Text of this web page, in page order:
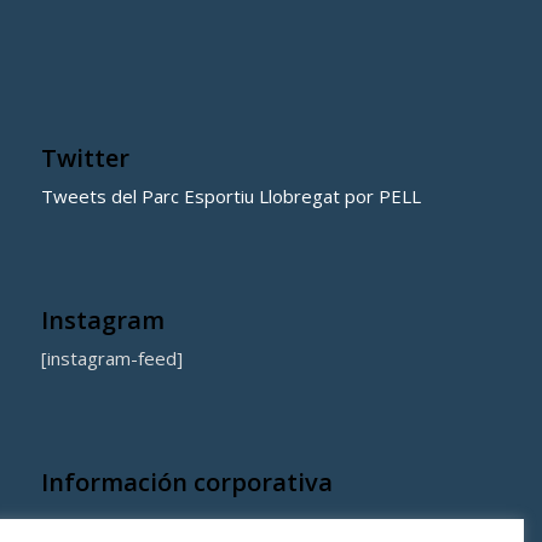
Twitter
Tweets del Parc Esportiu Llobregat por PELL
Instagram
[instagram-feed]
Información corporativa
Quienes somos